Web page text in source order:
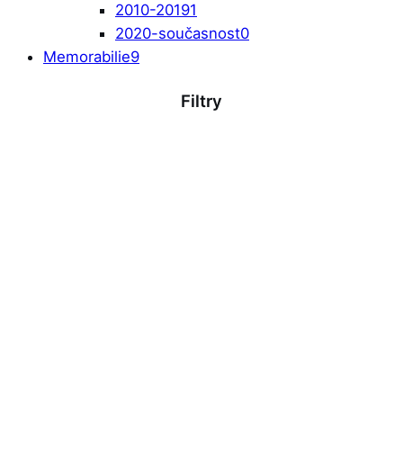
2010-20191
2020-současnost0
Memorabilie9
Filtry